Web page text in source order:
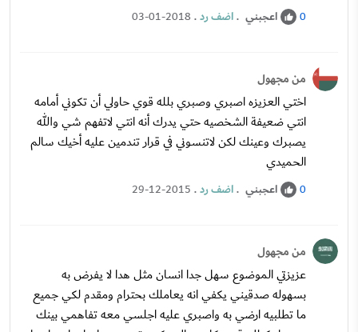
0 اعجبني .اضف رد.
03-01-2018
من مجهول
اختي العزيزه اصبري وصبري بلله قوي حاولي أن تكوني أمامه
انتي ضعيفة الشخصيه حتي يدرك أنه انتي لاتفهم شي والله
يصبرك وعينك لكن لاتنسوني في قرار تندمين عليه أخيك سالم
الحميدي
0 اعجبني .اضف رد.
29-12-2015
من مجهول
عزيزتي الموضوع سهل جدا انسان مثل هدا لا يفرض به
بسهوله صدقيني يكفي انه يعاملك بحترام ومقدم لكي جميع
ما تطلبيه ارضي به واصبري عليه اجلسي معه تفاهمي بينك